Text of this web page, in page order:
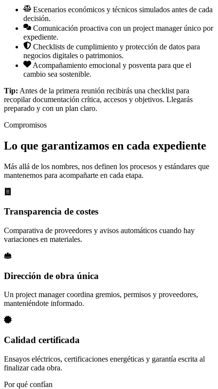
Escenarios económicos y técnicos simulados antes de cada
decisión.
Comunicación proactiva con un project manager único por
expediente.
Checklists de cumplimiento y protección de datos para
negocios digitales o patrimonios.
Acompañamiento emocional y posventa para que el
cambio sea sostenible.
Tip: Antes de la primera reunión recibirás una checklist para
recopilar documentación crítica, accesos y objetivos. Llegarás
preparado y con un plan claro.
Compromisos
Lo que garantizamos en cada expediente
Más allá de los nombres, nos definen los procesos y estándares que
mantenemos para acompañarte en cada etapa.
Transparencia de costes
Comparativa de proveedores y avisos automáticos cuando hay
variaciones en materiales.
Dirección de obra única
Un project manager coordina gremios, permisos y proveedores,
manteniéndote informado.
Calidad certificada
Ensayos eléctricos, certificaciones energéticas y garantía escrita al
finalizar cada obra.
Por qué confían